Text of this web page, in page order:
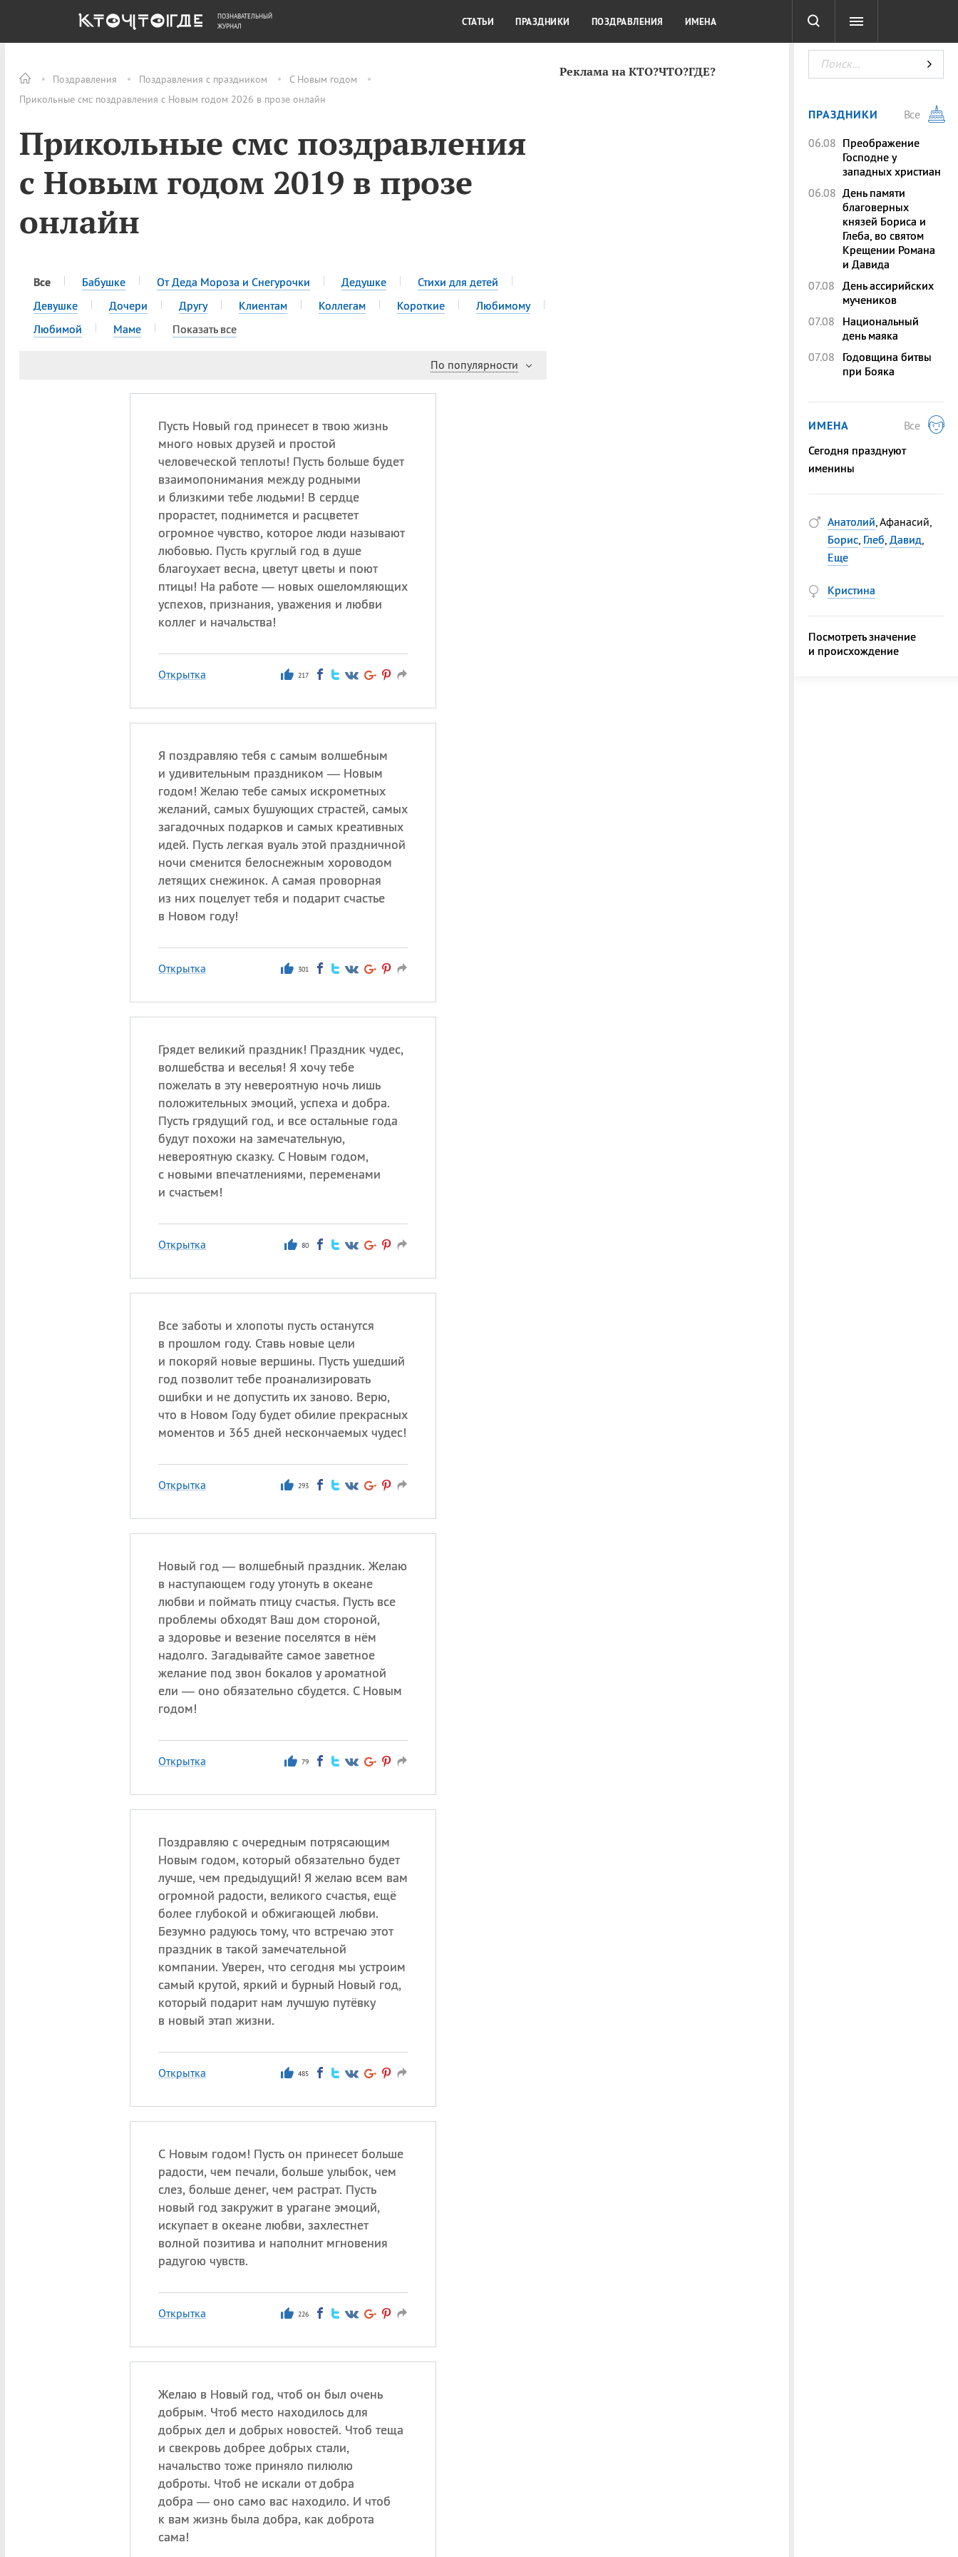
Поздравления Поздравления с праздником
С Новым годом
Прикольные смс поздравления с Новым годом 2026 в прозе онлайн
Прикольные смс поздравления
с Новым годом 2019 в прозе
онлайн
Все Бабушке От Деда Мороза и Снегурочки Дедушке
Стихи для детей
Девушке
Дочери Другу Клиентам Коллегам Короткие
Любимому
Любимой
Маме Показать все
По популярности
Пусть Новый год принесет в твою жизнь
много новых друзей и простой
человеческой теплоты! Пусть больше будет
взаимопонимания между родными
и близкими тебе людьми! В сердце
прорастет, поднимется и расцветет
огромное чувство, которое люди называют
любовью. Пусть круглый год в душе
благоухает весна, цветут цветы и поют
птицы! На работе — новых ошеломляющих
успехов, признания, уважения и любви
коллег и начальства!
Открытка 217
Я поздравляю тебя с самым волшебным
и удивительным праздником — Новым
годом! Желаю тебе самых искрометных
желаний, самых бушующих страстей, самых
загадочных подарков и самых креативных
идей. Пусть легкая вуаль этой праздничной
ночи сменится белоснежным хороводом
летящих снежинок. А самая проворная
из них поцелует тебя и подарит счастье
в Новом году!
Открытка 301
Грядет великий праздник! Праздник чудес,
волшебства и веселья! Я хочу тебе
пожелать в эту невероятную ночь лишь
положительных эмоций, успеха и добра.
Пусть грядущий год, и все остальные года
будут похожи на замечательную,
невероятную сказку. С Новым годом,
с новыми впечатлениями, переменами
и счастьем!
Открытка 80
Все заботы и хлопоты пусть останутся
в прошлом году. Ставь новые цели
и покоряй новые вершины. Пусть ушедший
год позволит тебе проанализировать
ошибки и не допустить их заново. Верю,
что в Новом Году будет обилие прекрасных
моментов и 365 дней нескончаемых чудес!
Открытка 293
Новый год — волшебный праздник. Желаю
в наступающем году утонуть в океане
любви и поймать птицу счастья. Пусть все
проблемы обходят Ваш дом стороной,
а здоровье и везение поселятся в нём
надолго. Загадывайте самое заветное
желание под звон бокалов у ароматной
ели — оно обязательно сбудется. С Новым
годом!
Открытка 79
Поздравляю с очередным потрясающим
Новым годом, который обязательно будет
лучше, чем предыдущий! Я желаю всем вам
огромной радости, великого счастья, ещё
более глубокой и обжигающей любви.
Безумно радуюсь тому, что встречаю этот
праздник в такой замечательной
компании. Уверен, что сегодня мы устроим
самый крутой, яркий и бурный Новый год,
который подарит нам лучшую путёвку
в новый этап жизни.
Открытка 485
С Новым годом! Пусть он принесет больше
радости, чем печали, больше улыбок, чем
слез, больше денег, чем растрат. Пусть
новый год закружит в урагане эмоций,
искупает в океане любви, захлестнет
волной позитива и наполнит мгновения
радугою чувств.
Открытка 226
Желаю в Новый год, чтоб он был очень
добрым. Чтоб место находилось для
добрых дел и добрых новостей. Чтоб теща
и свекровь добрее добрых стали,
начальство тоже приняло пилюлю
доброты. Чтоб не искали от добра
добра — оно само вас находило. И чтоб
к вам жизнь была добра, как доброта
сама!
Реклама на КТО?ЧТО?ГДЕ?
ОБЩЕСТВО ДЕНЬГИ КУЛЬТУРА КРАСОТА ТЕСТЫ
ПОЗНАВАТЕЛЬНЫЙ
ЖУРНАЛ
СТАТЬИ ПРАЗДНИКИ ПОЗДРАВЛЕНИЯ ИМЕНА
ПРАЗДНИКИ
Все
06.08 Преображение
Господне у
западных христиан
06.08 День памяти
благоверных
князей Бориса и
Глеба, во святом
Крещении Романа
и Давида
07.08 День ассирийских
мучеников
07.08
Национальный
день маяка
07.08
Годовщина битвы
при Бояка
ИМЕНА
Все
Сегодня празднуют
именины
Анатолий, Афанасий,
Борис, Глеб, Давид,
Еще
Кристина
Посмотреть значение
и происхождение